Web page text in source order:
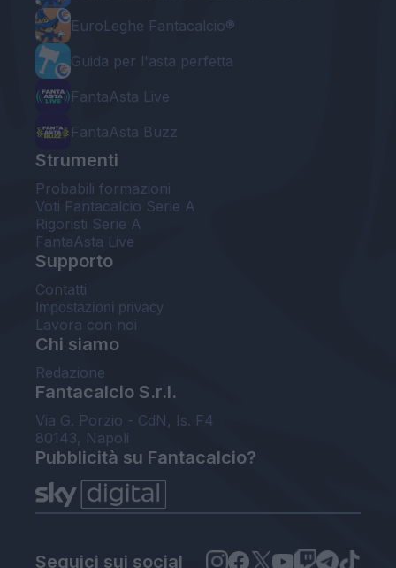
EuroLeghe Fantacalcio®
Guida per l'asta perfetta
FantaAsta Live
FantaAsta Buzz
Strumenti
Probabili formazioni
Voti Fantacalcio Serie A
Rigoristi Serie A
FantaAsta Live
Supporto
Contatti
Impostazioni privacy
Lavora con noi
Chi siamo
Redazione
Fantacalcio S.r.l.
Via G. Porzio - CdN, Is. F4
80143, Napoli
Pubblicità su Fantacalcio?
Seguici sui social